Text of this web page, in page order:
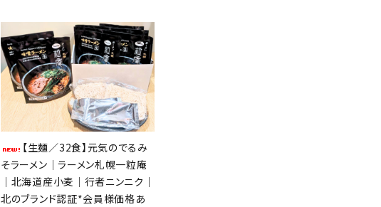
【生麺／32食】元気のでるみ
そラーメン｜ラーメン札幌一粒庵
｜北海道産小麦｜行者ニンニク｜
北のブランド認証*会員様価格あ
favorite
close